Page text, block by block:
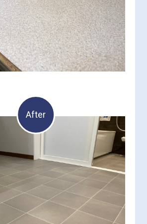
After